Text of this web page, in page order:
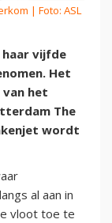
| Foto: ASL
haar vijfde
Het
het
The
wordt
al aan in
vloot toe te